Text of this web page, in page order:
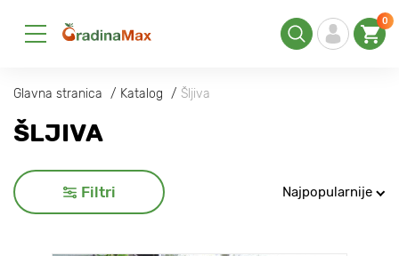
0
Glavna stranica Katalog Šljiva
ŠLJIVA
Filtri Najpopularnije